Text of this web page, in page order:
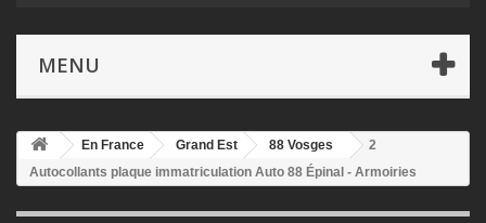
MENU
En France Grand Est 88 Vosges
2
Autocollants plaque immatriculation Auto 88 Épinal - Armoiries